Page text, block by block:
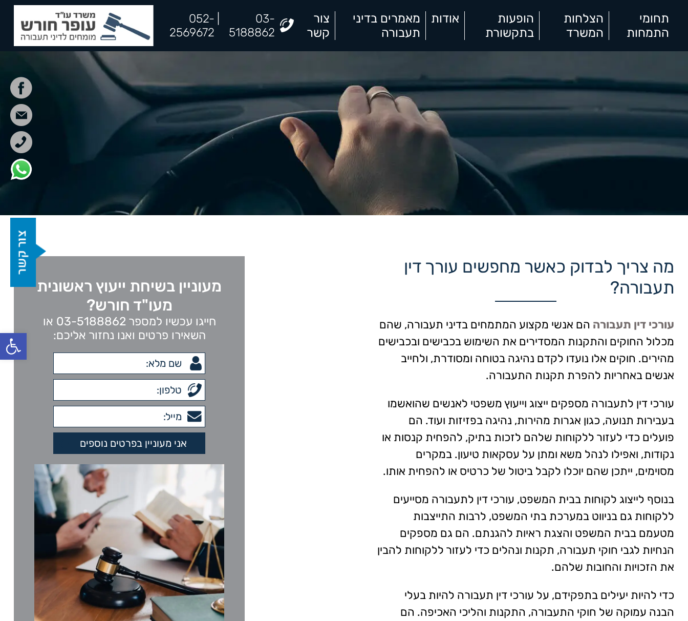
פתח
תחומי
התמחות
הצלחות
המשרד
הופעות
בתקשורת
אודות
מאמרים בדיני
תעבורה
צור
קשר
03-
5188862
052-
2569672
מה צריך לבדוק כאשר מחפשים עורך דין
תעבורה?
עורכי דין תעבורה הם אנשי מקצוע המתמחים בדיני תעבורה, שהם
מכלול החוקים והתקנות המסדירים את השימוש בכבישים ובכבישים
מהירים. חוקים אלו נועדו לקדם נהיגה בטוחה ומסודרת, ולחייב
אנשים באחריות להפרת תקנות התעבורה.
עורכי דין לתעבורה מספקים ייצוג וייעוץ משפטי לאנשים שהואשמו
בעבירות תנועה, כגון אגרות מהירות, נהיגה בפזיזות ועוד. הם
פועלים כדי לעזור ללקוחות שלהם לזכות בתיק, להפחית קנסות או
נקודות, ואפילו לנהל משא ומתן על עסקאות טיעון. במקרים
מסוימים, ייתכן שהם יוכלו לקבל ביטול של כרטיס או להפחית אותו.
בנוסף לייצוג לקוחות בבית המשפט, עורכי דין לתעבורה מסייעים
ללקוחות גם בניווט במערכת בתי המשפט, לרבות התייצבות
מטעמם בבית המשפט והצגת ראיות להגנתם. הם גם מספקים
הנחיות לגבי חוקי תעבורה, תקנות ונהלים כדי לעזור ללקוחות להבין
את הזכויות והחובות שלהם.
כדי להיות יעילים בתפקידם, על עורכי דין תעבורה להיות בעלי
הבנה עמוקה של חוקי התעבורה, התקנות והליכי האכיפה. הם
מעוניין בשיחת ייעוץ ראשונית
מעו"ד חורש?
חייגו עכשיו למספר 03-5188862 או
השאירו פרטים ואנו נחזור אליכם: